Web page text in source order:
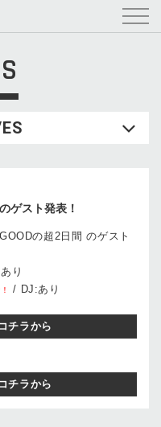
ゲスト発表！
の超2日間 のゲスト
り
/ DJ:あり
チラから
チラから